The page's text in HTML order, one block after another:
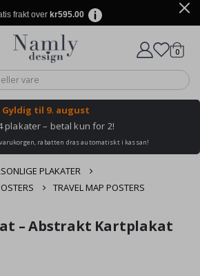
frakt over kr595.00
Basert på 1029 stemmer 0varer
Gyldig til 9. august
plakater – betal kun for 2!
rabatten dras automatiskt i kassan!
PLAKATER
TRAVEL MAP POSTERS
– Abstrakt Kartplakat